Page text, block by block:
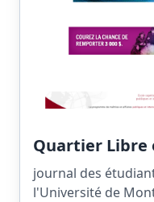
Quartier Libre
journal des
l'Université de